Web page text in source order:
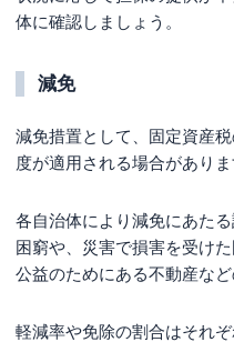
体に確認しましょう。
減免
減免措置として、固定資産
度が適用される場合がありま
各自治体により減免にあた
困窮や、災害で損害を受け
公益のためにある不動産な
軽減率や免除の割合はそれ